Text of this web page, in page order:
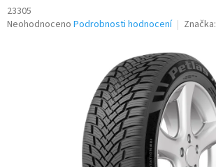
23305
Průměrné
Neohodnoceno Podrobnosti hodnocení Značka: